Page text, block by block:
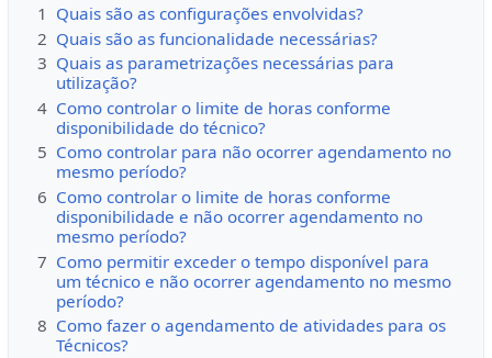
1 Quais são as configurações envolvidas?
2 Quais são as funcionalidade necessárias?
3 Quais as parametrizações necessárias para
utilização?
4 Como controlar o limite de horas conforme
disponibilidade do técnico?
5 Como controlar para não ocorrer agendamento no
mesmo período?
6 Como controlar o limite de horas conforme
disponibilidade e não ocorrer agendamento no
mesmo período?
7 Como permitir exceder o tempo disponível para
um técnico e não ocorrer agendamento no mesmo
período?
8 Como fazer o agendamento de atividades para os
Técnicos?